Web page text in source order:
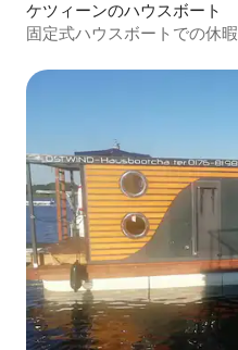
ケツィーンのハウスボート
固定式ハウスボートでの休暇